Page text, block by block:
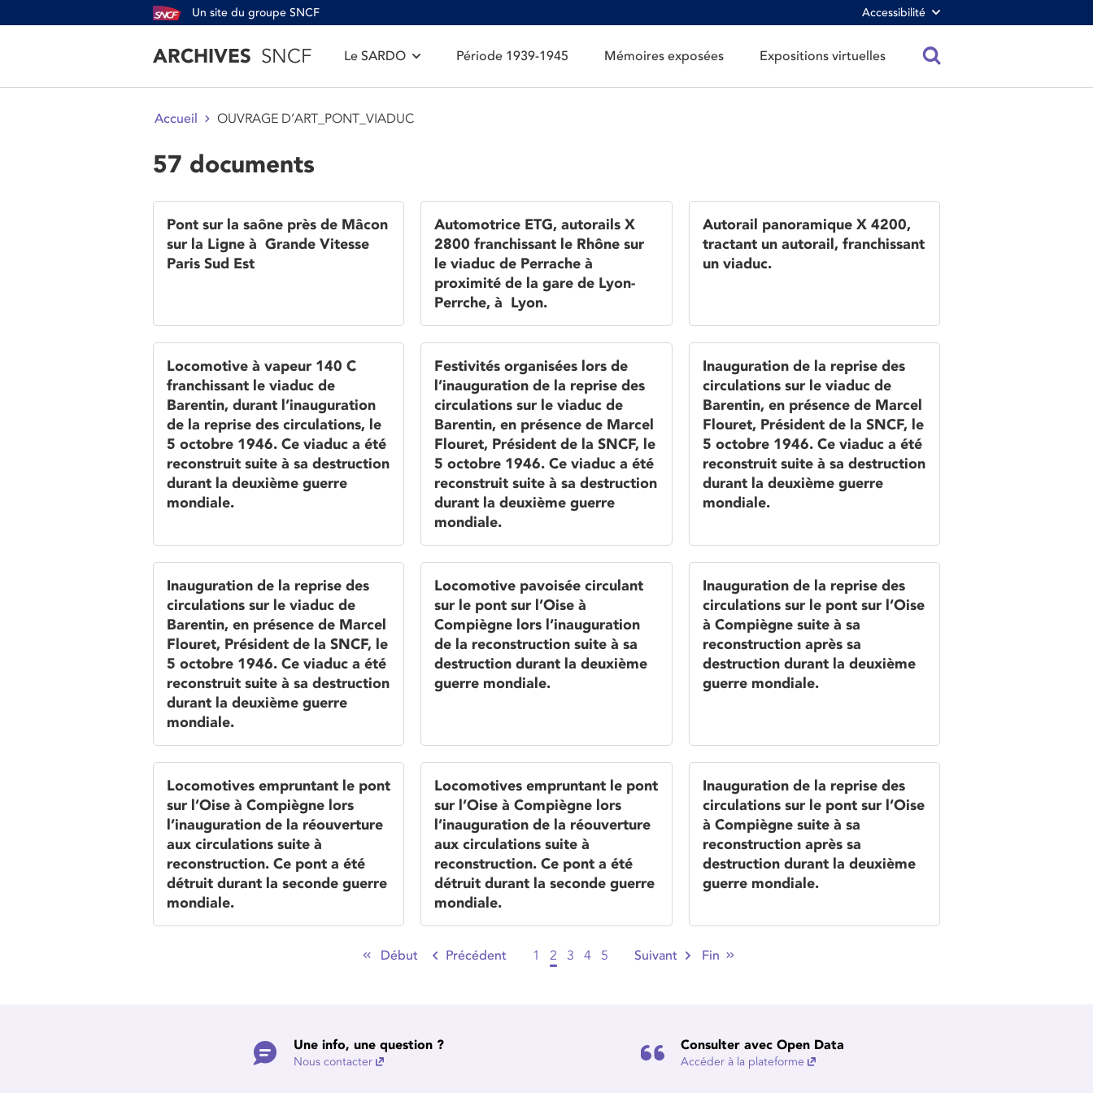
Un site du groupe SNCF Accessibilité
ARCHIVESSNCF Le SARDO Période 1939-1945 Mémoires exposées Expositions virtuelles
Accueil OUVRAGE D’ART_PONT_VIADUC
57 documents
Pont sur la saône près de Mâcon
sur la Ligne à Grande Vitesse
Paris Sud Est
Automotrice ETG, autorails X
2800 franchissant le Rhône sur
le viaduc de Perrache à
proximité de la gare de Lyon-
Perrche, à Lyon.
Autorail panoramique X 4200,
tractant un autorail, franchissant
un viaduc.
Locomotive à vapeur 140 C
franchissant le viaduc de
Barentin, durant l’inauguration
de la reprise des circulations, le
5 octobre 1946. Ce viaduc a été
reconstruit suite à sa destruction
durant la deuxième guerre
mondiale.
Festivités organisées lors de
l’inauguration de la reprise des
circulations sur le viaduc de
Barentin, en présence de Marcel
Flouret, Président de la SNCF, le
5 octobre 1946. Ce viaduc a été
reconstruit suite à sa destruction
durant la deuxième guerre
mondiale.
Inauguration de la reprise des
circulations sur le viaduc de
Barentin, en présence de Marcel
Flouret, Président de la SNCF, le
5 octobre 1946. Ce viaduc a été
reconstruit suite à sa destruction
durant la deuxième guerre
mondiale.
Inauguration de la reprise des
circulations sur le viaduc de
Barentin, en présence de Marcel
Flouret, Président de la SNCF, le
5 octobre 1946. Ce viaduc a été
reconstruit suite à sa destruction
durant la deuxième guerre
mondiale.
Locomotive pavoisée circulant
sur le pont sur l’Oise à
Compiègne lors l’inauguration
de la reconstruction suite à sa
destruction durant la deuxième
guerre mondiale.
Inauguration de la reprise des
circulations sur le pont sur l’Oise
à Compiègne suite à sa
reconstruction après sa
destruction durant la deuxième
guerre mondiale.
Locomotives empruntant le pont
sur l’Oise à Compiègne lors
l’inauguration de la réouverture
aux circulations suite à
reconstruction. Ce pont a été
détruit durant la seconde guerre
mondiale.
Locomotives empruntant le pont
sur l’Oise à Compiègne lors
l’inauguration de la réouverture
aux circulations suite à
reconstruction. Ce pont a été
détruit durant la seconde guerre
mondiale.
Inauguration de la reprise des
circulations sur le pont sur l’Oise
à Compiègne suite à sa
reconstruction après sa
destruction durant la deuxième
guerre mondiale.
Début Précédent 1 2 3 4 5 Suivant Fin
Une info, une question ?
Nous contacter
Consulter avec Open Data
Accéder à la plateforme